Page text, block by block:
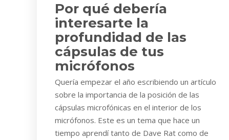
Por qué debería
interesarte la
profundidad de las
cápsulas de tus
micrófonos
Quería empezar el año escribiendo un artículo
sobre la importancia de la posición de las
cápsulas microfónicas en el interior de los
micrófonos. Este es un tema que hace un
tiempo aprendí tanto de Dave Rat como de